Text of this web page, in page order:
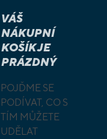
VÁŠ
NÁKUPNÍ
KOŠÍK JE
PRÁZDNÝ
POJĎME SE
PODÍVAT, CO S
TÍM MŮŽETE
UDĚLAT